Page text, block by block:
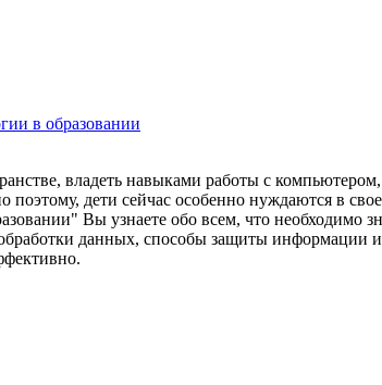
в образовании
владеть навыками работы с
дети сейчас особенно нуждаются в
Вы узнаете обо всем, что необходимо
данных, способы защиты информации